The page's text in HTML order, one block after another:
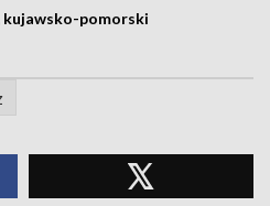
kujawsko-pomorski